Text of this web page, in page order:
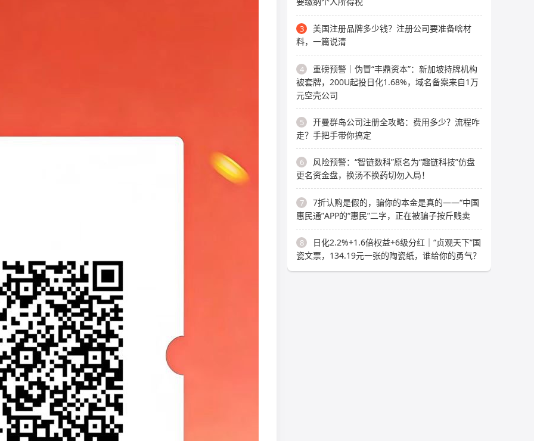
3
美国注册品牌多少钱？注册公司要准备啥材
料，一篇说清
4
重磅预警｜伪冒“丰鼎资本”：新加坡持牌机构
被套牌，200U起投日化1.68%，域名备案来自1万
元空壳公司
5
开曼群岛公司注册全攻略：费用多少？流程咋
走？手把手带你搞定
6
风险预警：“智链数科”原名为“趣链科技”仿盘
更名资金盘，换汤不换药切勿入局！
7
7折认购是假的，骗你的本金是真的——“中国
惠民通”APP的“惠民”二字，正在被骗子按斤贱卖
8
日化2.2%+1.6倍权益+6级分红｜“贞观天下”国
瓷文票，134.19元一张的陶瓷纸，谁给你的勇气？